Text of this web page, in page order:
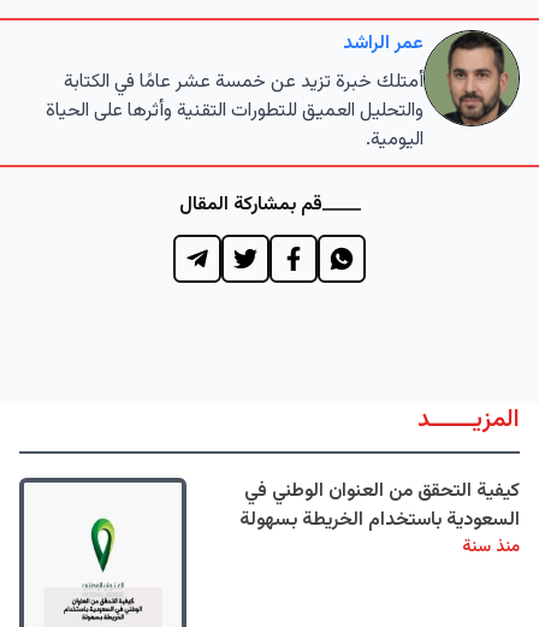
عمر الراشد
أمتلك خبرة تزيد عن خمسة عشر عامًا في الكتابة
والتحليل العميق للتطورات التقنية وأثرها على الحياة
اليومية.
قم بمشاركة المقال
المزيــــــد
كيفية التحقق من العنوان الوطني في
السعودية باستخدام الخريطة بسهولة
منذ سنة